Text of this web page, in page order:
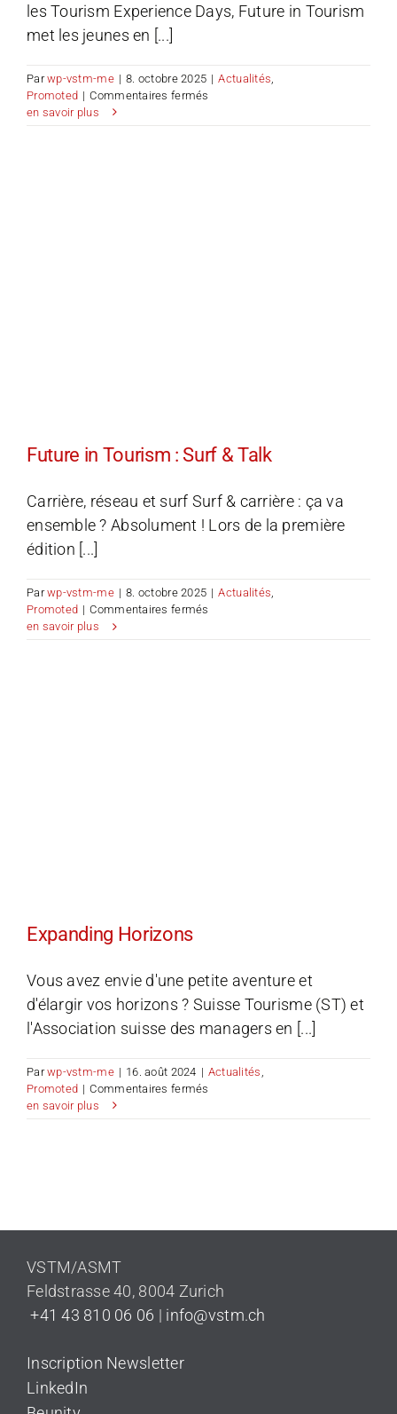
les Tourism Experience Days, Future in Tourism
met les jeunes en [...]
Parwp-vstm-me | 8. octobre 2025 | Actualités
Promoted | Commentaires fermés
in
en savoir plus
Future in Tourism : Surf & Talk
Carrière, réseau et surf Surf & carrière : ça va
ensemble ? Absolument ! Lors de la première
édition [...]
Parwp-vstm-me | 8. octobre 2025 | Actualités,
Promoted | Commentaires fermés
in
en savoir plus
Expanding Horizons
Vous avez envie d'une petite aventure et
d'élargir vos horizons ? Suisse Tourisme (ST) et
l'Association suisse des managers en [...]
Parwp-vstm-me | 16. août 2024 | Actualités
Promoted | Commentaires fermés
Horizons
en savoir plus
VSTM/ASMT
Feldstrasse 40, 8004 Zurich
+41 43 810 06 06 | info@vstm.ch
Inscription Newsletter
LinkedIn